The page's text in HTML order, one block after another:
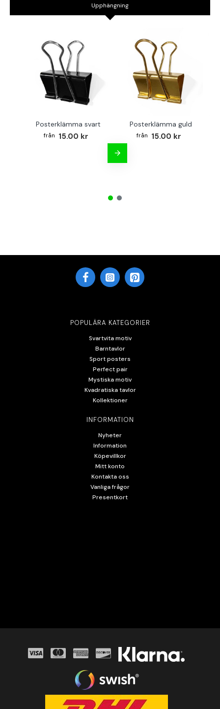
Upphängning
Posterklämma svart
15.00 kr
Posterklämma guld
15.00 kr
POPULÄRA KATEGORIER
Svartvita motiv
Barntavlor
Sport posters
Perfect pair
Mystiska motiv
Kvadratiska tavlor
Kollektioner
INFORMATION
Nyheter
Information
Köpevillkor
Mitt konto
Kontakta oss
Vanliga frågor
Presentkort